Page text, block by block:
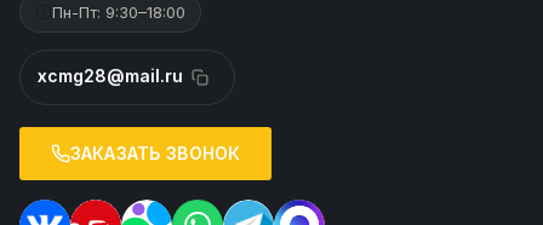
Пн-Пт: 9:30–18:00
xcmg28@mail.ru
ЗАКАЗАТЬ ЗВОНОК